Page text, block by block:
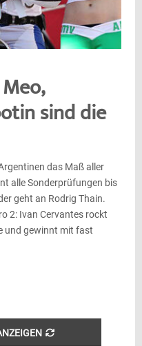
sind die
das Maß aller
alle Sonderprüfungen bis
geht an Rodrig Thain.
2: Ivan Cervantes rockt
und gewinnt mit fast